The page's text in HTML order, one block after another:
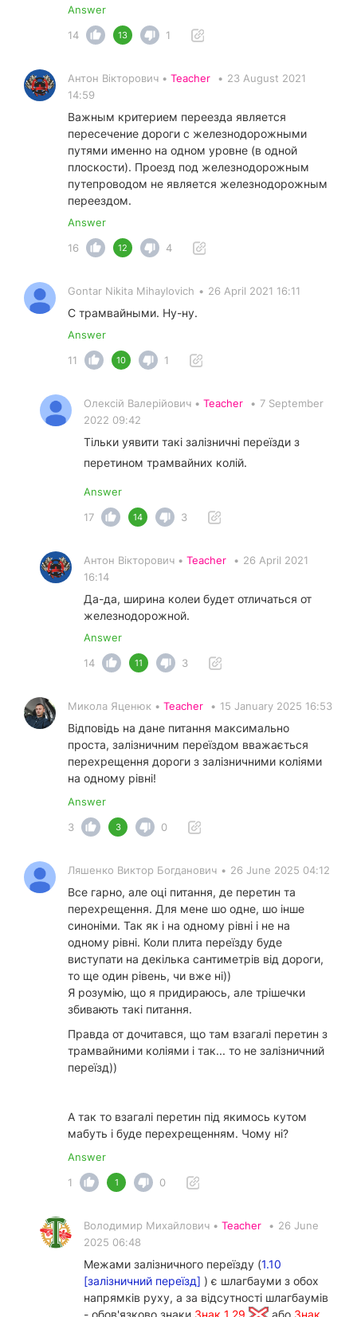
Answer
14
13 1
Антон Вікторович • Teacher • 23 August 2021
14:59
Важным критерием переезда является
пересечение дороги с железнодорожными
путями именно на одном уровне (в одной
плоскости). Проезд под железнодорожным
путепроводом не является железнодорожным
переездом.
Answer
16
12 4
Gontar Nikita Mihaylovich • 26 April 2021 16:11
С трамвайными. Ну-ну.
Answer
11
10 1
Олексій Валерійович • Teacher • 7 September
2022 09:42
Тільки уявити такі залізничні переїзди з
перетином трамвайних колій.
Answer
17
14 3
Антон Вікторович • Teacher • 26 April 2021
16:14
Да-да, ширина колеи будет отличаться от
железнодорожной.
Answer
14
11 3
Микола Яценюк • Teacher • 15 January 2025 16:53
Відповідь на дане питання максимально
проста, залізничним переїздом вважається
перехрещення дороги з залізничними коліями
на одному рівні!
Answer
3
3 0
Ляшенко Виктор Богданович • 26 June 2025 04:12
Все гарно, але оці питання, де перетин та
перехрещення. Для мене шо одне, шо інше
синоніми. Так як і на одному рівні і не на
одному рівні. Коли плита переїзду буде
виступати на декілька сантиметрів від дороги,
то ще один рівень, чи вже ні))
Я розумію, що я придираюсь, але трішечки
збивають такі питання.
Правда от дочитався, що там взагалі перетин з
трамвайними коліями і так... то не залізничний
переїзд))
А так то взагалі перетин під якимось кутом
мабуть і буде перехрещенням. Чому ні?
Answer
1
1 0
Володимир Михайлович • Teacher • 26 June
2025 06:48
Межами залізничного переїзду (1.10
[залізничний переїзд] ) є шлагбауми з обох
напрямків руху, а за відсутності шлагбаумів
- обов'язково знаки Знак 1.29 або Знак